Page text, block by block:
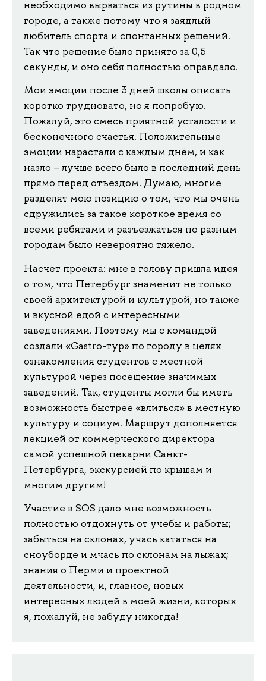
необходимо вырваться из рутины в родном
городе, а также потому что я заядлый
любитель спорта и спонтанных решений.
Так что решение было принято за 0,5
секунды, и оно себя полностью оправдало.
Мои эмоции после 3 дней школы описать
коротко трудновато, но я попробую.
Пожалуй, это смесь приятной усталости и
бесконечного счастья. Положительные
эмоции нарастали с каждым днём, и как
назло – лучше всего было в последний день
прямо перед отъездом. Думаю, многие
разделят мою позицию о том, что мы очень
сдружились за такое короткое время со
всеми ребятами и разъезжаться по разным
городам было невероятно тяжело.
Насчёт проекта: мне в голову пришла идея
о том, что Петербург знаменит не только
своей архитектурой и культурой, но также
и вкусной едой с интересными
заведениями. Поэтому мы с командой
создали «Gastro-тур» по городу в целях
ознакомления студентов с местной
культурой через посещение значимых
заведений. Так, студенты могли бы иметь
возможность быстрее «влиться» в местную
культуру и социум. Маршрут дополняется
лекцией от коммерческого директора
самой успешной пекарни Санкт-
Петербурга, экскурсией по крышам и
многим другим!
Участие в SOS дало мне возможность
полностью отдохнуть от учебы и работы;
забыться на склонах, учась кататься на
сноуборде и мчась по склонам на лыжах;
знания о Перми и проектной
деятельности, и, главное, новых
интересных людей в моей жизни, которых
я, пожалуй, не забуду никогда!